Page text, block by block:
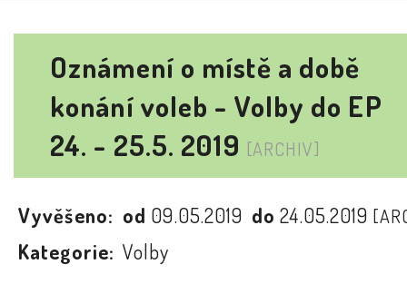
Oznámení o místě a době
konání voleb - Volby do EP
24. - 25.5. 2019 [ARCHIV]
Vyvěšeno: od 09.05.2019 do24.05.2019
Kategorie: Volby